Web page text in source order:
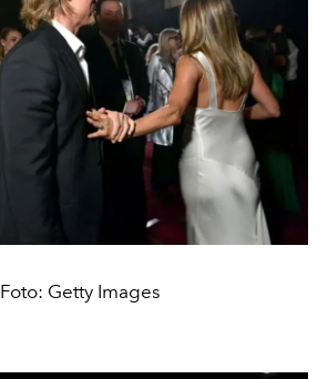
Foto: Getty Images